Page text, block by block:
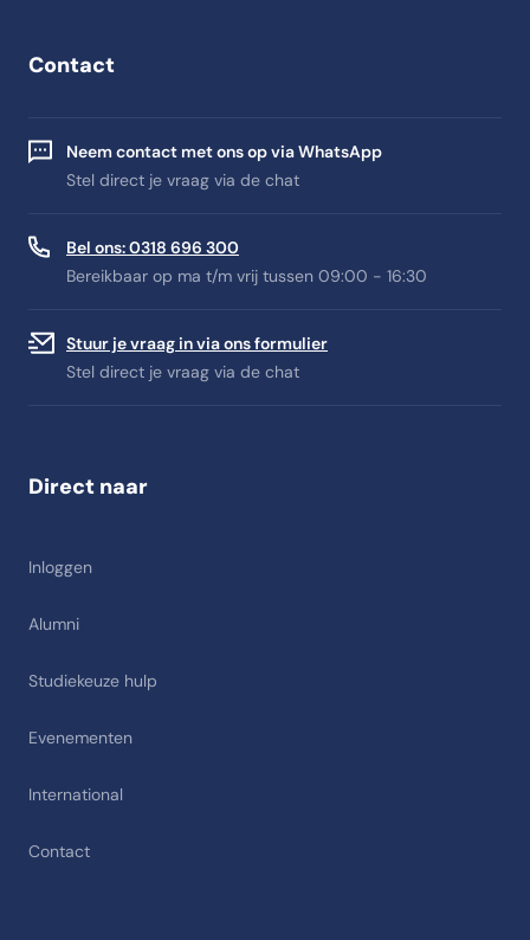
Contact
Neem contact met ons op via WhatsApp
Stel direct je vraag via de chat
Bel ons: 0318 696 300
Bereikbaar op ma t/m vrij tussen 09:00 - 16:30
Stuur je vraag in via ons formulier
Stel direct je vraag via de chat
Direct naar
Inloggen
Alumni
Studiekeuze hulp
Evenementen
International
Contact